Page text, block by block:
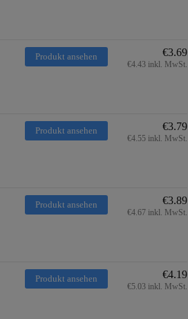
Produkt ansehen €3.69
€4.43 inkl. MwSt.
Produkt ansehen €3.79
€4.55 inkl. MwSt.
Produkt ansehen €3.89
€4.67 inkl. MwSt.
Produkt ansehen €4.19
€5.03 inkl. MwSt.